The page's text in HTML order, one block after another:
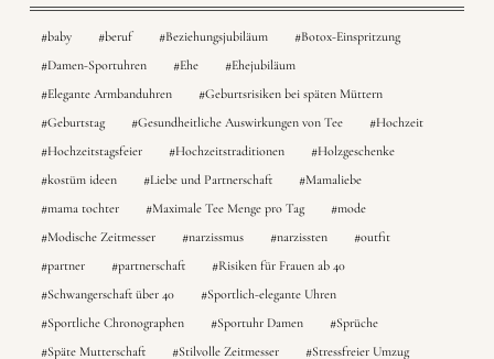
baby beruf Beziehungsjubiläum
Botox-Einspritzung
Damen-Sportuhren
Ehe
Ehejubiläum
Elegante Armbanduhren
Geburtsrisiken bei späten Müttern
Geburtstag
Gesundheitliche Auswirkungen von Tee
Hochzeit
Hochzeitstagsfeier
Hochzeitstraditionen
Holzgeschenke
kostüm ideen
Liebe und Partnerschaft
Mamaliebe
mama tochter
Maximale Tee Menge pro Tag
mode
Modische Zeitmesser
narzissmus narzissten
outfit
partner
partnerschaft
Risiken für Frauen ab 40
Schwangerschaft über 40
Sportlich-elegante Uhren
Sportliche Chronographen
Sportuhr Damen
Sprüche
Späte Mutterschaft
Stilvolle Zeitmesser Stressfreier Umzug